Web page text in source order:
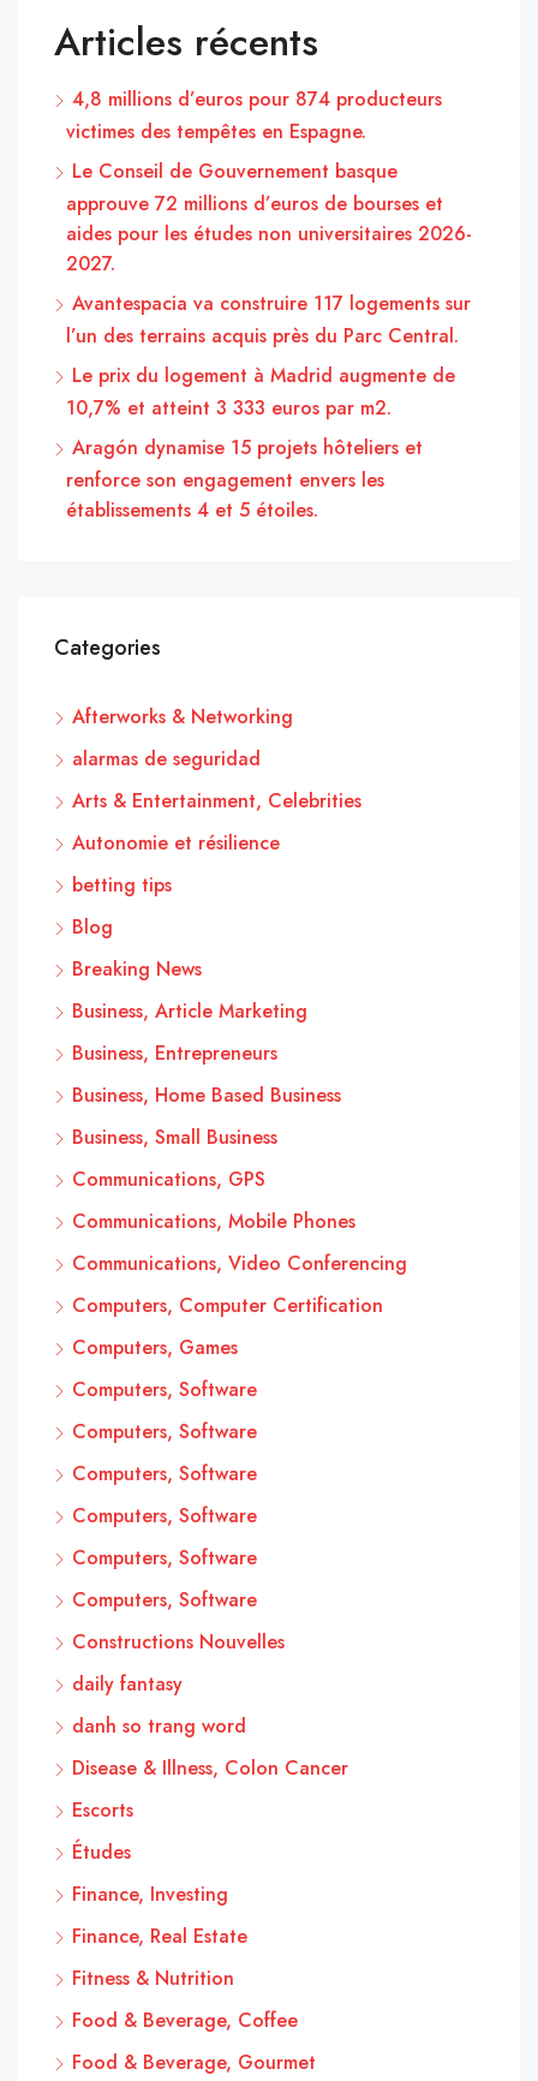
Articles récents
4,8 millions d’euros pour 874 producteurs
victimes des tempêtes en Espagne.
Le Conseil de Gouvernement basque
approuve 72 millions d’euros de bourses et
aides pour les études non universitaires 2026-
2027.
Avantespacia va construire 117 logements sur
l’un des terrains acquis près du Parc Central.
Le prix du logement à Madrid augmente de
10,7% et atteint 3 333 euros par m2.
Aragón dynamise 15 projets hôteliers et
renforce son engagement envers les
établissements 4 et 5 étoiles.
Categories
Afterworks & Networking
alarmas de seguridad
Arts & Entertainment, Celebrities
Autonomie et résilience
betting tips
Blog
Breaking News
Business, Article Marketing
Business, Entrepreneurs
Business, Home Based Business
Business, Small Business
Communications, GPS
Communications, Mobile Phones
Communications, Video Conferencing
Computers, Computer Certification
Computers, Games
Computers, Software
Computers, Software
Computers, Software
Computers, Software
Computers, Software
Computers, Software
Constructions Nouvelles
daily fantasy
danh so trang word
Disease & Illness, Colon Cancer
Escorts
Études
Finance, Investing
Finance, Real Estate
Fitness & Nutrition
Food & Beverage, Coffee
Food & Beverage, Gourmet